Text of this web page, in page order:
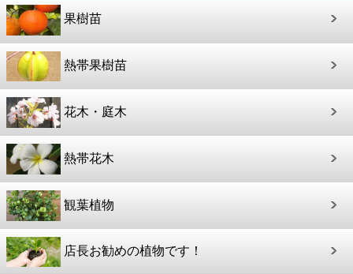
果樹苗
熱帯果樹苗
花木・庭木
熱帯花木
観葉植物
店長お勧めの植物です！